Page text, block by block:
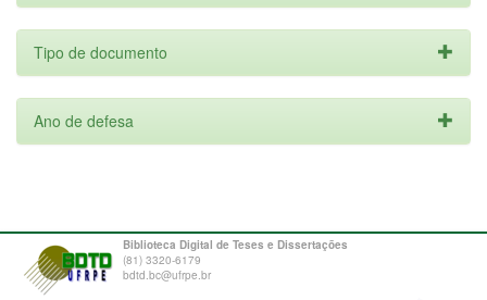
Tipo de documento
Ano de defesa
Biblioteca Digital de Teses e Dissertações
(81) 3320-6179
bdtd.bc@ufrpe.br